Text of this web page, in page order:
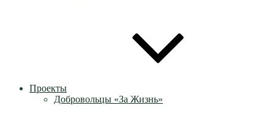
Проекты
Добровольцы «За Жизнь»